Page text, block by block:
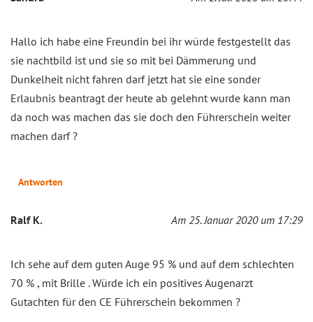
Hallo ich habe eine Freundin bei ihr würde festgestellt das
sie nachtbild ist und sie so mit bei Dämmerung und
Dunkelheit nicht fahren darf jetzt hat sie eine sonder
Erlaubnis beantragt der heute ab gelehnt wurde kann man
da noch was machen das sie doch den Führerschein weiter
machen darf ?
Antworten
Ralf K. Am 25. Januar 2020 um 17:29
Ich sehe auf dem guten Auge 95 % und auf dem schlechten
70 % , mit Brille . Würde ich ein positives Augenarzt
Gutachten für den CE Führerschein bekommen ?